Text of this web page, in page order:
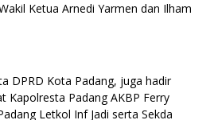
Ketua Arnedi Yarmen dan Ilham
DPRD Kota Padang, juga hadir
Kapolresta Padang AKBP Ferry
Letkol Inf Jadi serta Sekda